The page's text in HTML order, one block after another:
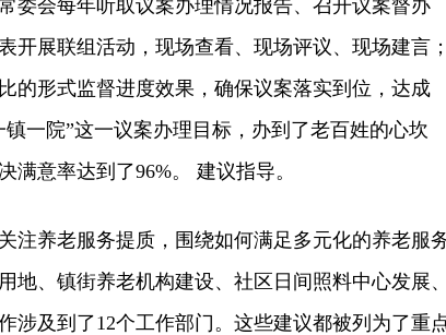
委会每年听取议案办理情况报告、召开议案督办
开展联组活动，现场查看、现场评议、现场建言；
的形式监督进度效果，确保议案落实到位，达成
一院”这一议案办理目标，办到了老百姓的心坎
满意率达到了96%。 建议指导。
养老服务提质，围绕如何满足多元化的养老服
地、镇街养老机构建设、社区日间照料中心发展、
涉及到了12个工作部门。这些建议都被列为了重